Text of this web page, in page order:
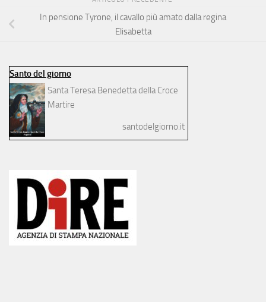
In pensione Tyrone, il cavallo più amato dalla regina
Elisabetta
Santo del giorno
Santa Teresa Benedetta della Croce
Martire
santodelgiorno.it